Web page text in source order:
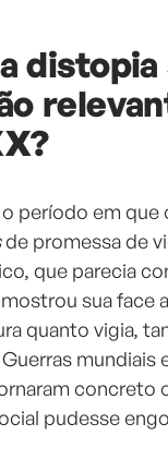
distopia
período em que
de promessa de
que parecia
sua face
quanto vigia,
mundiais
concreto
pudesse